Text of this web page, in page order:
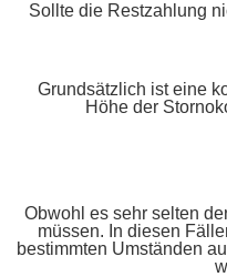
Sollte die Restzahlung
Grundsätzlich ist eine
Höhe der
Obwohl es sehr selten
müssen. In diesen
bestimmten Umständen